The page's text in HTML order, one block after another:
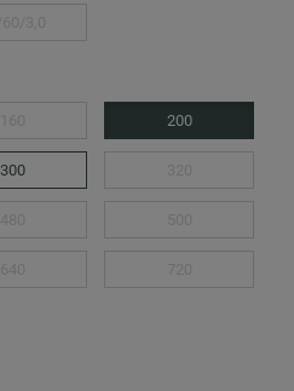
200
300